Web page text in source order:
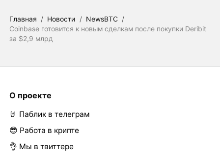
Главная / Новости / NewsBTC /
Coinbase готовится к новым сделкам после покупки Deribit
за $2,9 млрд
О проекте
🤘 Паблик в телеграм
😎 Работа в крипте
👌 Мы в твиттере